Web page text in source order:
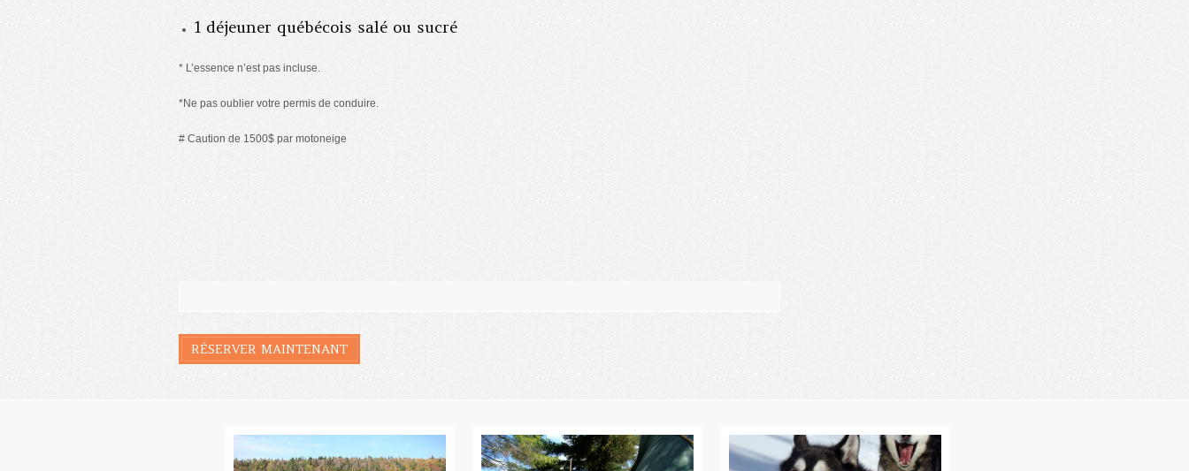
1 déjeuner québécois salé ou sucré
* L’essence n’est pas incluse.
*Ne pas oublier votre permis de conduire.
# Caution de 1500$ par motoneige
RÉSERVER MAINTENANT